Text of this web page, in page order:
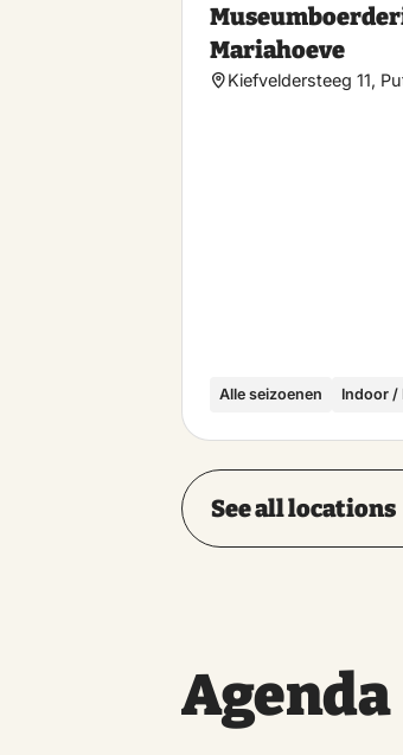
Mariahoeve
Kiefveldersteeg 11,
Alle seizoenen Indoor /
See all locations
Agenda